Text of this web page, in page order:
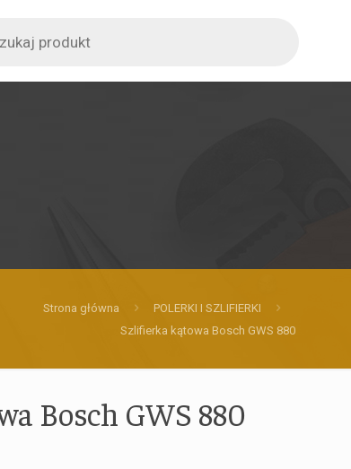
Strona główna
POLERKI I SZLIFIERKI
Szlifierka kątowa Bosch GWS 880
Bosch GWS 880